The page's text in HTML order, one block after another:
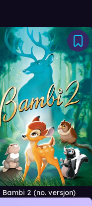
Bambi 2 (no. versjon)